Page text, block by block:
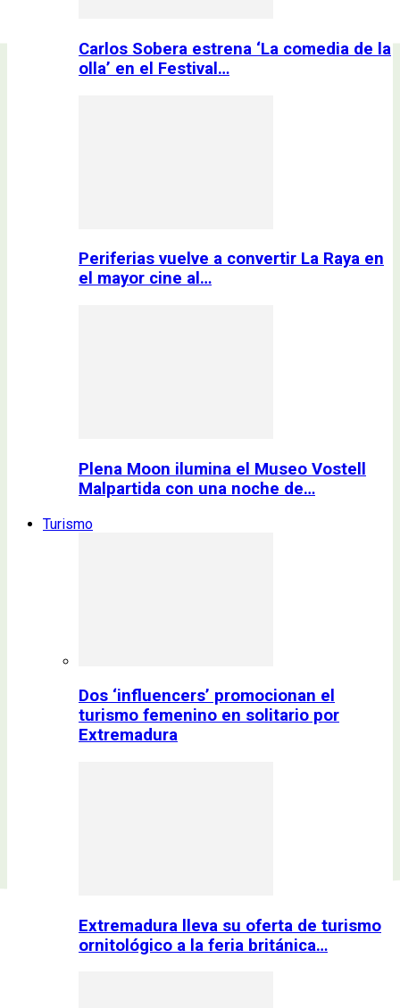
Carlos Sobera estrena ‘La comedia de la
olla’ en el Festival…
Periferias vuelve a convertir La Raya en
el mayor cine al…
Plena Moon ilumina el Museo Vostell
Malpartida con una noche de…
Turismo
Dos ‘influencers’ promocionan el
turismo femenino en solitario por
Extremadura
Extremadura lleva su oferta de turismo
ornitológico a la feria británica…